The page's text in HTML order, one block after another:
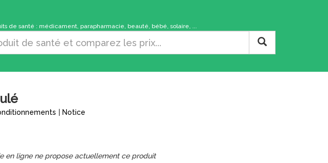
de santé : médicament, parapharmacie, beauté, bébé, solaire, ...
Notice
en ligne ne propose actuellement ce produit